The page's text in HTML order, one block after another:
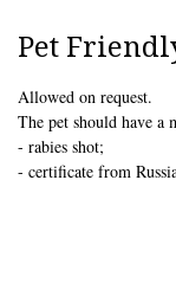
Pet
Allowed on request.
The pet should have a
- rabies shot;
- certificate from